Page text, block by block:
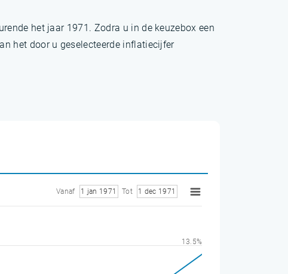
het jaar 1971. Zodra u in de keuzebox een
het door u geselecteerde inflatiecijfer
Vanaf 1 jan 1971 Tot 1 dec 1971
13.5%